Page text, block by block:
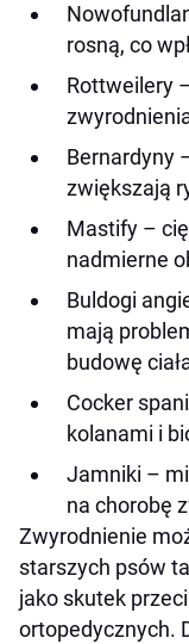
rosną, co
Rottweilery
Bernardyny
zwiększają
Mastify –
nadmierne
Buldogi
mają
budowę
Cocker
kolanami i
Jamniki –
na chorobę
Zwyrodnienie
starszych psów
jako skutek
ortopedycznych.